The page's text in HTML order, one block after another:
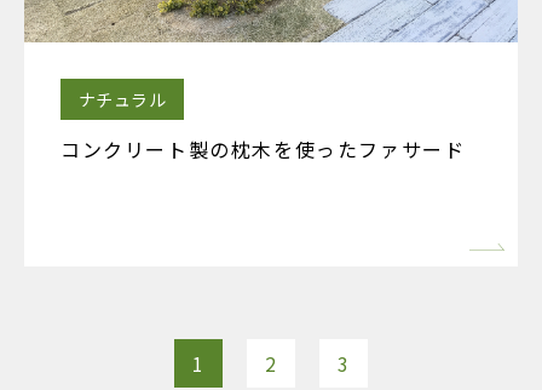
ナチュラル
コンクリート製の枕木を使ったファサード
1 2 3